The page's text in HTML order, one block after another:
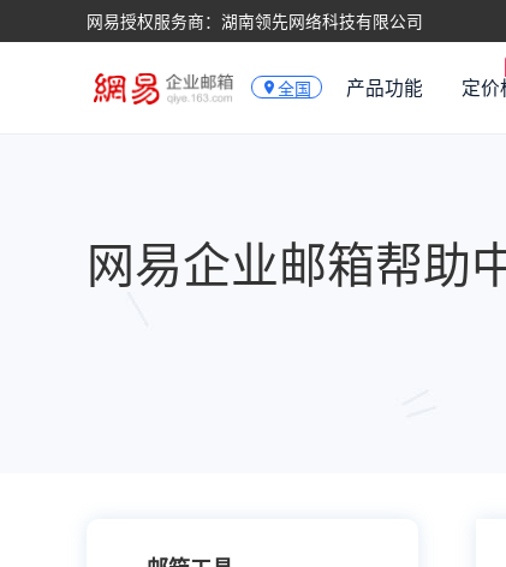
网易授权服务商：湖南领先网络科技有限公司
全国 产品功能 定价
网易企业邮箱帮助